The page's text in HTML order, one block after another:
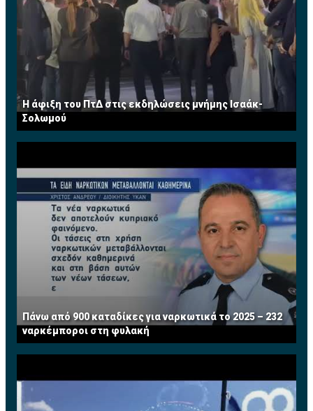
Η άφιξη του ΠτΔ στις εκδηλώσεις μνήμης Ισαάκ-
Σολωμού
Πάνω από 900 καταδίκες για ναρκωτικά το 2025 – 232
ναρκέμποροι στη φυλακή